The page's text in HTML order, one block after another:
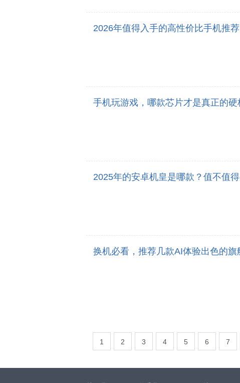
2026年值得入手的高性价比手机推
手机玩游戏，哪款芯片才是真正的硬
2025年的安卓机皇是哪款？值不值得
换机必看，推荐几款AI体验出色的旗
1 2 3 4 5 6 7